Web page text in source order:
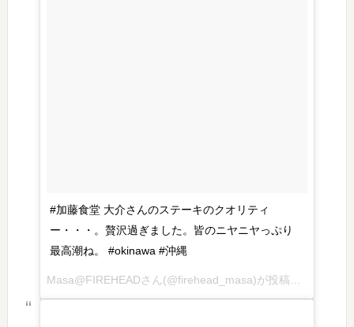
#加藤食堂 大介さんのステーキのクオリティ
ー・・・。贅沢過ぎました。皆のニヤニヤっぷり
最高潮ね。 #okinawa #沖縄
Masa@FIREHEADさん(@firehead_masa)が投稿した写真 – 2016 7月 19 4:25午後 PDT